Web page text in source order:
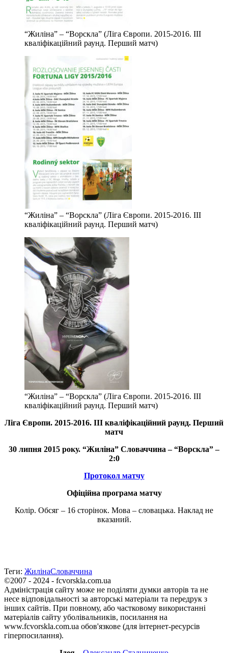
“Жиліна” – “Ворскла” (Ліга Європи. 2015-2016. ІІІ
кваліфікаційний раунд. Перший матч)
“Жиліна” – “Ворскла” (Ліга Європи. 2015-2016. ІІІ
кваліфікаційний раунд. Перший матч)
“Жиліна” – “Ворскла” (Ліга Європи. 2015-2016. ІІІ
кваліфікаційний раунд. Перший матч)
Ліга Європи. 2015-2016. ІІІ кваліфікаційний раунд. Перший
матч
30 липня 2015 року. “Жиліна” Словаччина – “Ворскла” –
2:0
Протокол матчу
Офіційна програма матчу
Колір. Обсяг – 16 сторінок. Мова – словацька. Наклад не
вказаний.
Теги: ЖилінаСловаччина
©2007 - 2024 - fcvorskla.com.ua
Адміністрація сайту може не поділяти думки авторів та не
несе відповідальності за авторські матеріали та передрук з
інших сайтів. При повному, або частковому використанні
матеріалів сайту уболівальників, посилання на
www.fcvorskla.com.ua обов'язкове (для інтернет-ресурсів
гіперпосилання).